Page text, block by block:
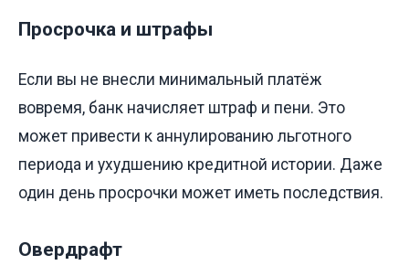
Просрочка и штрафы
Если вы не внесли минимальный платёж
вовремя, банк начисляет штраф и пени. Это
может привести к аннулированию льготного
периода и ухудшению кредитной истории. Даже
один день просрочки может иметь последствия.
Овердрафт